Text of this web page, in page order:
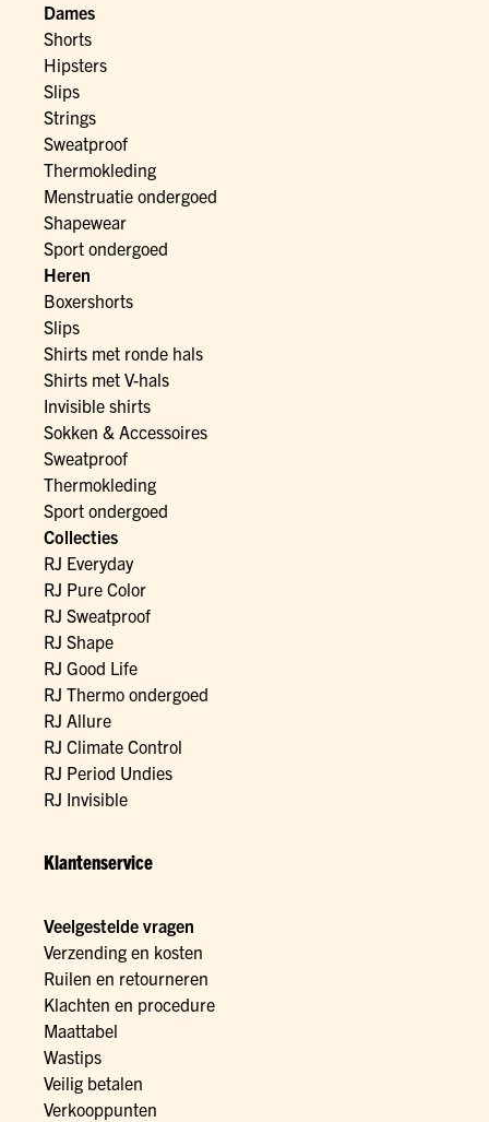
Dames
Shorts
Hipsters
Slips
Strings
Sweatproof
Thermokleding
Menstruatie ondergoed
Shapewear
Sport ondergoed
Heren
Boxershorts
Slips
Shirts met ronde hals
Shirts met V-hals
Invisible shirts
Sokken & Accessoires
Sweatproof
Thermokleding
Sport ondergoed
Collecties
RJ Everyday
RJ Pure Color
RJ Sweatproof
RJ Shape
RJ Good Life
RJ Thermo ondergoed
RJ Allure
RJ Climate Control
RJ Period Undies
RJ Invisible
Klantenservice
Veelgestelde vragen
Verzending en kosten
Ruilen en retourneren
Klachten en procedure
Maattabel
Wastips
Veilig betalen
Verkooppunten